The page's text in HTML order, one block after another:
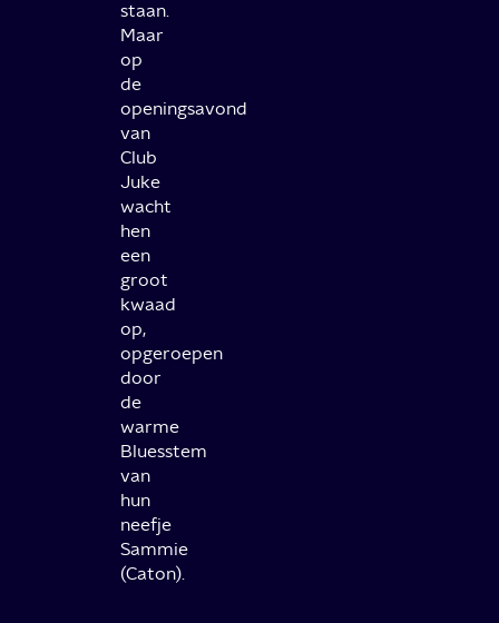
staan.
Maar
op
de
openingsavond
van
Club
Juke
wacht
hen
een
groot
kwaad
op,
opgeroepen
door
de
warme
Bluesstem
van
hun
neefje
Sammie
(Caton).